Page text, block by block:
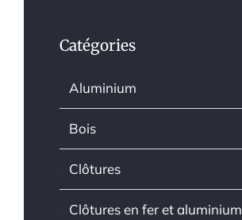
Catégories
Aluminium
Bois
Clôtures
Clôtures en fer et aluminium